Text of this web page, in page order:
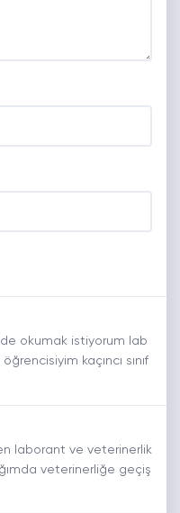
okumak istiyorum lab
kaçıncı sınıf
laborant ve veterinerlik
veterinerliğe geçiş